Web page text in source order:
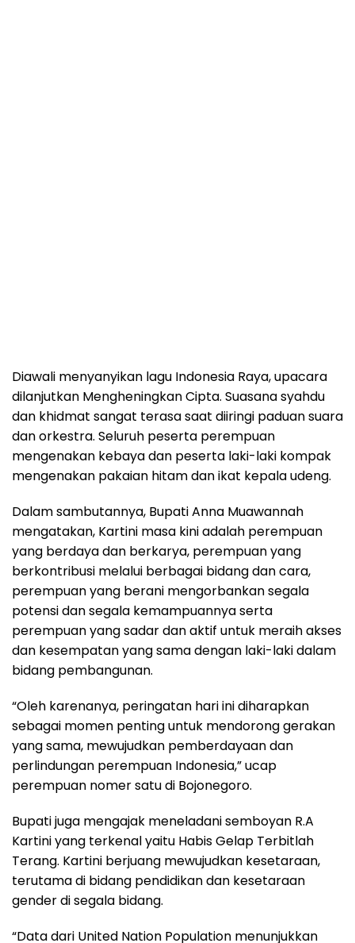
Diawali menyanyikan lagu Indonesia Raya, upacara
dilanjutkan Mengheningkan Cipta. Suasana syahdu
dan khidmat sangat terasa saat diiringi paduan suara
dan orkestra. Seluruh peserta perempuan
mengenakan kebaya dan peserta laki-laki kompak
mengenakan pakaian hitam dan ikat kepala udeng.
Dalam sambutannya, Bupati Anna Muawannah
mengatakan, Kartini masa kini adalah perempuan
yang berdaya dan berkarya, perempuan yang
berkontribusi melalui berbagai bidang dan cara,
perempuan yang berani mengorbankan segala
potensi dan segala kemampuannya serta
perempuan yang sadar dan aktif untuk meraih akses
dan kesempatan yang sama dengan laki-laki dalam
bidang pembangunan.
“Oleh karenanya, peringatan hari ini diharapkan
sebagai momen penting untuk mendorong gerakan
yang sama, mewujudkan pemberdayaan dan
perlindungan perempuan Indonesia,” ucap
perempuan nomer satu di Bojonegoro.
Bupati juga mengajak meneladani semboyan R.A
Kartini yang terkenal yaitu Habis Gelap Terbitlah
Terang. Kartini berjuang mewujudkan kesetaraan,
terutama di bidang pendidikan dan kesetaraan
gender di segala bidang.
“Data dari United Nation Population menunjukkan